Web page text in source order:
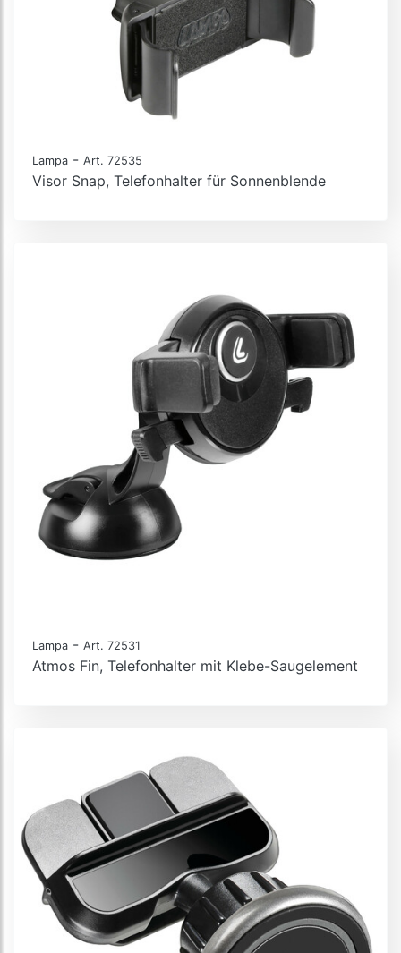
Lampa - Art. 72535
Visor Snap, Telefonhalter für Sonnenblende
Lampa - Art. 72531
Atmos Fin, Telefonhalter mit Klebe-Saugelement